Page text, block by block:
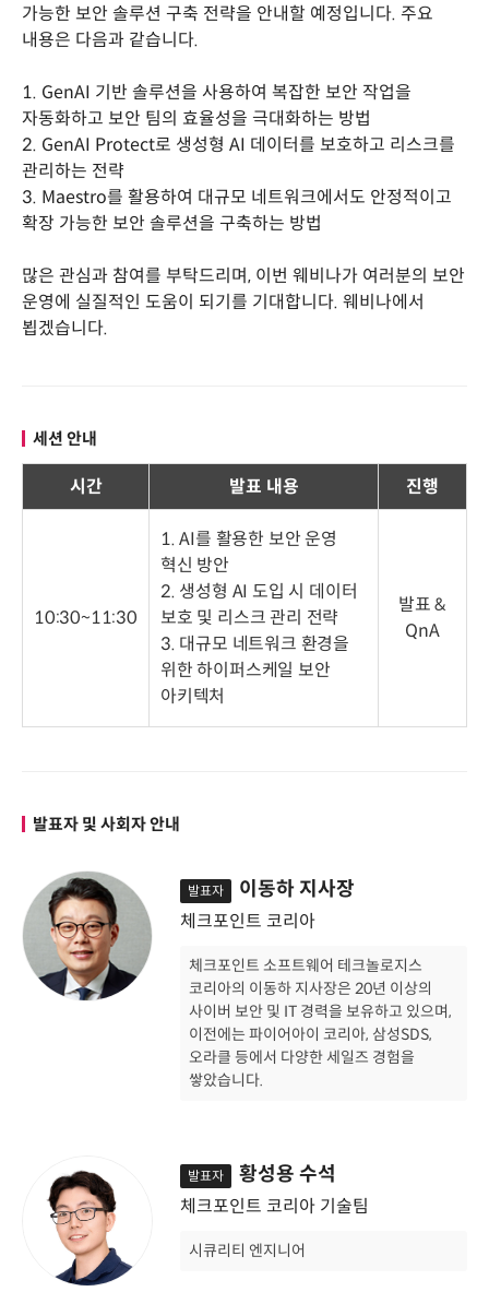
가능한 보안 솔루션 구축 전략을 안내할 예정입니다. 주요
내용은 다음과 같습니다.
1. GenAI 기반 솔루션을 사용하여 복잡한 보안 작업을
자동화하고 보안 팀의 효율성을 극대화하는 방법
2. GenAI Protect로 생성형 AI 데이터를 보호하고 리스크를
관리하는 전략
3. Maestro를 활용하여 대규모 네트워크에서도 안정적이고
확장 가능한 보안 솔루션을 구축하는 방법
많은 관심과 참여를 부탁드리며, 이번 웨비나가 여러분의 보안
운영에 실질적인 도움이 되기를 기대합니다. 웨비나에서
뵙겠습니다.
세션 안내
시간 발표 내용 진행
10:30~11:30
1. AI를 활용한 보안 운영
혁신 방안
2. 생성형 AI 도입 시 데이터
보호 및 리스크 관리 전략
3. 대규모 네트워크 환경을
위한 하이퍼스케일 보안
아키텍처
발표 &
QnA
발표자 및 사회자 안내
발표자 이동하 지사장
체크포인트 코리아
체크포인트 소프트웨어 테크놀로지스
코리아의 이동하 지사장은 20년 이상의
사이버 보안 및 IT 경력을 보유하고 있으며,
이전에는 파이어아이 코리아, 삼성SDS,
오라클 등에서 다양한 세일즈 경험을
쌓았습니다.
발표자 황성용 수석
체크포인트 코리아 기술팀
시큐리티 엔지니어